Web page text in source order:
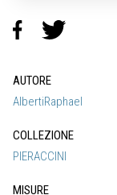
AUTORE
AlbertiRaphael
COLLEZIONE
PIERACCINI
MISURE